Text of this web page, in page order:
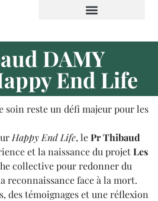
DAMY
End Life
soin reste un défi majeur pour les
Happy End Life, lePr Thibaud
et la naissance du projetLes
collective pour redonner du
reconnaissance face à la mort.
des témoignages et une réflexion